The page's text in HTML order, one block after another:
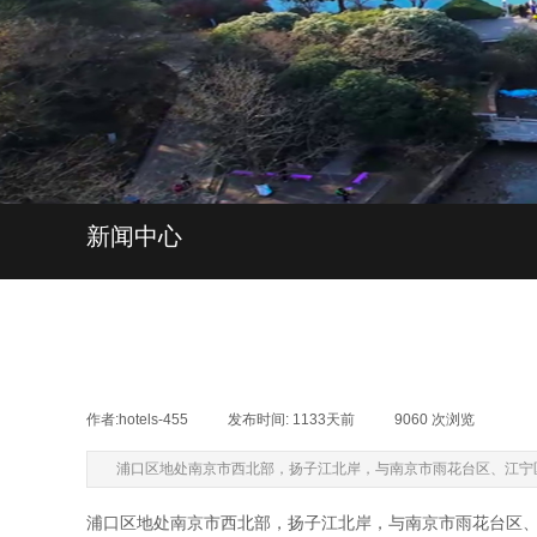
新闻中心
作者:hotels-455 发布时间: 1133天前 9060 次浏览
浦口区地处南京市西北部，扬子江北岸，与南京市雨花台区、江
浦口区地处南京市西北部，扬子江北岸，与南京市雨花台区